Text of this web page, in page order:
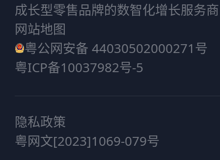
成长型零售品牌的数智化增长服务商
网站地图
粤公网安备 44030502000271号
粤ICP备10037982号-5
隐私政策
粤网文[2023]1069-079号